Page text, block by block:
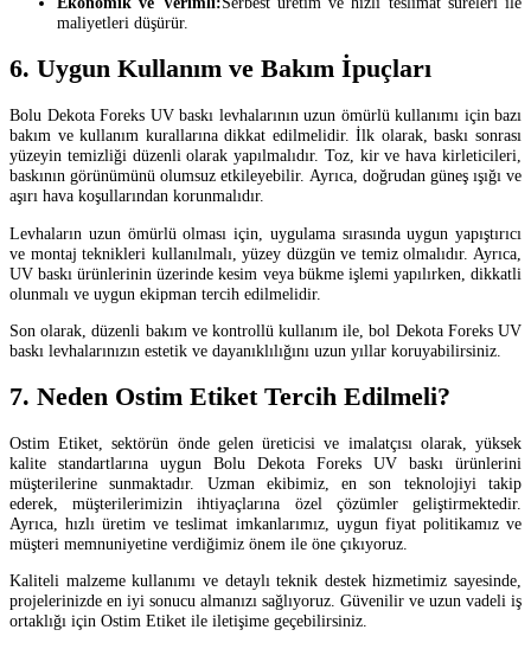
maliyetleri düşürür.
6. Uygun Kullanım ve Bakım İpuçları
Bolu Dekota Foreks UV baskı levhalarının uzun ömürlü kullanımı için bazı
bakım ve kullanım kurallarına dikkat edilmelidir. İlk olarak, baskı sonrası
yüzeyin temizliği düzenli olarak yapılmalıdır. Toz, kir ve hava kirleticileri,
baskının görünümünü olumsuz etkileyebilir. Ayrıca, doğrudan güneş ışığı ve
aşırı hava koşullarından korunmalıdır.
Levhaların uzun ömürlü olması için, uygulama sırasında uygun yapıştırıcı
ve montaj teknikleri kullanılmalı, yüzey düzgün ve temiz olmalıdır. Ayrıca,
UV baskı ürünlerinin üzerinde kesim veya bükme işlemi yapılırken, dikkatli
olunmalı ve uygun ekipman tercih edilmelidir.
Son olarak, düzenli bakım ve kontrollü kullanım ile, bol Dekota Foreks UV
baskı levhalarınızın estetik ve dayanıklılığını uzun yıllar koruyabilirsiniz.
7. Neden Ostim Etiket Tercih Edilmeli?
Ostim Etiket, sektörün önde gelen üreticisi ve imalatçısı olarak, yüksek
kalite standartlarına uygun Bolu Dekota Foreks UV baskı ürünlerini
müşterilerine sunmaktadır. Uzman ekibimiz, en son teknolojiyi takip
ederek, müşterilerimizin ihtiyaçlarına özel çözümler geliştirmektedir.
Ayrıca, hızlı üretim ve teslimat imkanlarımız, uygun fiyat politikamız ve
müşteri memnuniyetine verdiğimiz önem ile öne çıkıyoruz.
Kaliteli malzeme kullanımı ve detaylı teknik destek hizmetimiz sayesinde,
projelerinizde en iyi sonucu almanızı sağlıyoruz. Güvenilir ve uzun vadeli iş
ortaklığı için Ostim Etiket ile iletişime geçebilirsiniz.